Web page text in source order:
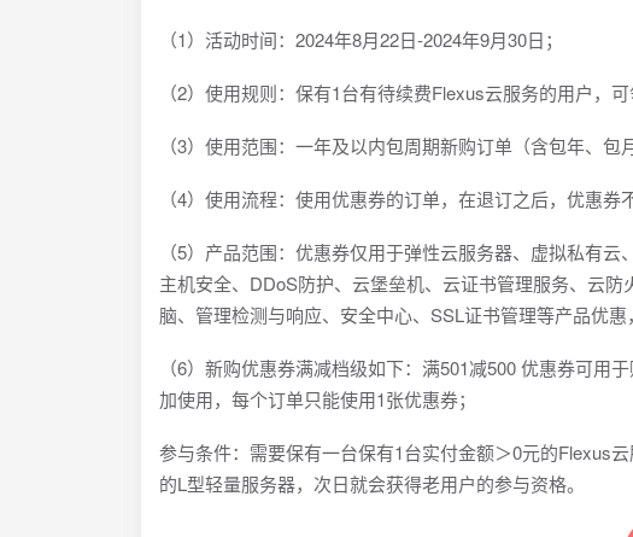
（1）活动时间：2024年8月22日-2024年9月30日；
（2）使用规则：保有1台有待续费Flexus云服务的用户，
（3）使用范围：一年及以内包周期新购订单（含包年、包
（4）使用流程：使用优惠券的订单，在退订之后，优惠券
（5）产品范围：优惠券仅用于弹性云服务器、虚拟私有
主机安全、DDoS防护、云堡垒机、云证书管理服务、云
脑、管理检测与响应、安全中心、SSL证书管理等产品优惠
（6）新购优惠券满减档级如下：满501减500 优惠券可
加使用，每个订单只能使用1张优惠券；
参与条件：需要保有一台保有1台实付金额＞0元的Flexus
的L型轻量服务器，次日就会获得老用户的参与资格。